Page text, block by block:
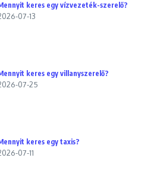
keres egy vízvezeték-szerelő?
07-13
keres egy villanyszerelő?
07-25
keres egy taxis?
07-11